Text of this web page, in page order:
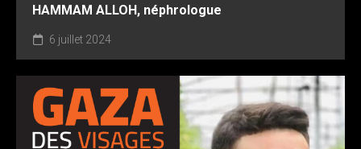
HAMMAM ALLOH, néphrologue
6 juillet 2024